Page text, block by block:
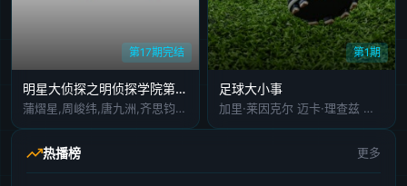
第17期完结
明星大侦探之明侦探学院第1季
蒲熠星,周峻纬,唐九洲,齐思钧,石凯,郭文韬,邵明明
第1期
足球大小事
加里·莱因克尔 迈卡·理查兹 阿兰·希勒
热播榜 更多